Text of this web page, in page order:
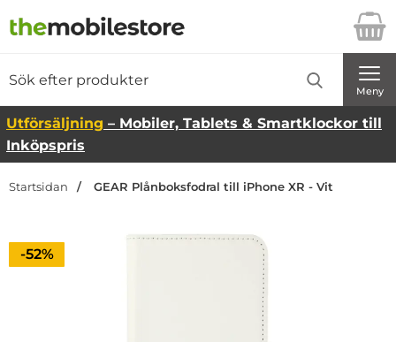
Startsidan för Danira Telecom AB
Meny
Utförsäljning – Mobiler, Tablets & Smartklockor till
Inköpspris
Startsidan GEAR Plånboksfodral till iPhone XR - Vit
Priset är nedsatt med
-52%